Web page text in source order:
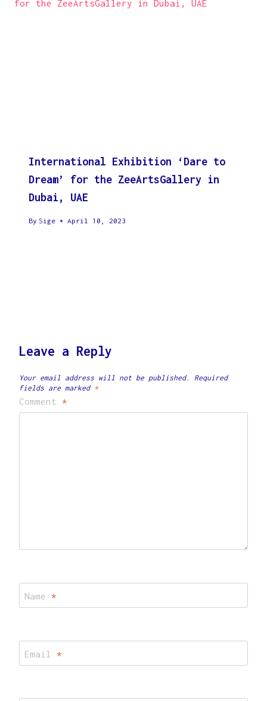
International Exhibition ‘Dare to
Dream’ for the ZeeArtsGallery in
Dubai, UAE
By Sige April 10, 2023
Leave a Reply
Your email address will not be published.
Required
fields are marked *
Comment *
Name *
Email *